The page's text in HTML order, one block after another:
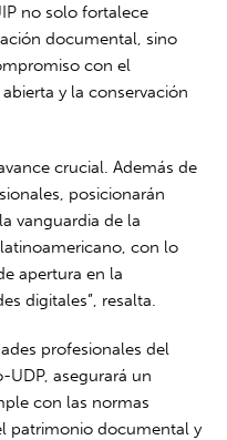
no solo fortalece
documental, sino
con el
y la conservación
crucial. Además de
posicionarán
vanguardia de la
con lo
apertura en la
digitales”, resalta.
profesionales del
UDP, asegurará un
con las normas
patrimonio documental y